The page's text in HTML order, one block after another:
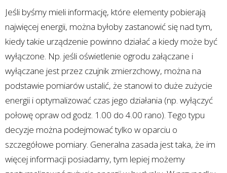
Jeśli byśmy mieli informację, które elementy pobierają
najwięcej energii, można byłoby zastanowić się nad tym,
kiedy takie urządzenie powinno działać a kiedy może być
wyłączone. Np. jeśli oświetlenie ogrodu załączane i
wyłączane jest przez czujnik zmierzchowy, można na
podstawie pomiarów ustalić, że stanowi to duże zużycie
energii i optymalizować czas jego działania (np. wyłączyć
połowę opraw od godz. 1.00 do 4.00 rano). Tego typu
decyzje można podejmować tylko w oparciu o
szczegółowe pomiary. Generalna zasada jest taka, że im
więcej informacji posiadamy, tym lepiej możemy